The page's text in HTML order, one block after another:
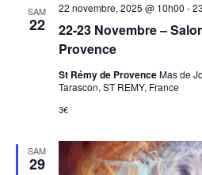
SAM
22
22-23 Novembre –
Provence
22 novembre, 2025 @ 10h00 -
St Rémy de ProvenceMas de
Tarascon, ST REMY, France
3€
SAM
29